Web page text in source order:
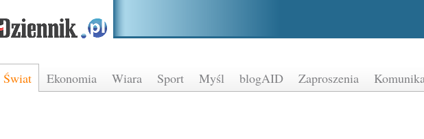
Świat Ekonomia Wiara Sport Myśl blogAID Zaproszenia